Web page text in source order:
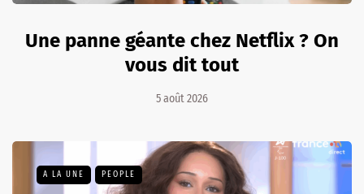
Une panne géante chez Netflix ? On
vous dit tout
5 août 2026
A LA UNE PEOPLE